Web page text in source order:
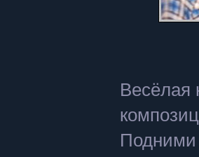
Весёлая
Подними